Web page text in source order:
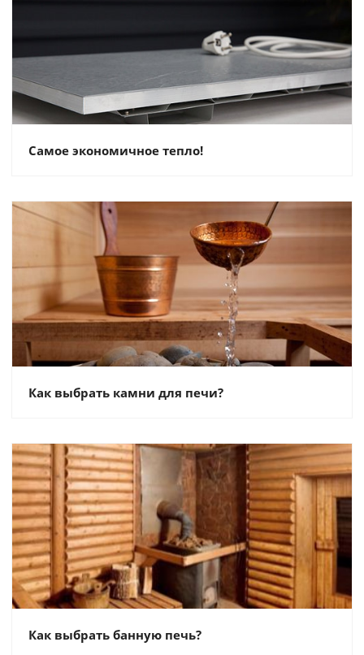
Самое экономичное тепло!
Как выбрать камни для печи?
Как выбрать банную печь?